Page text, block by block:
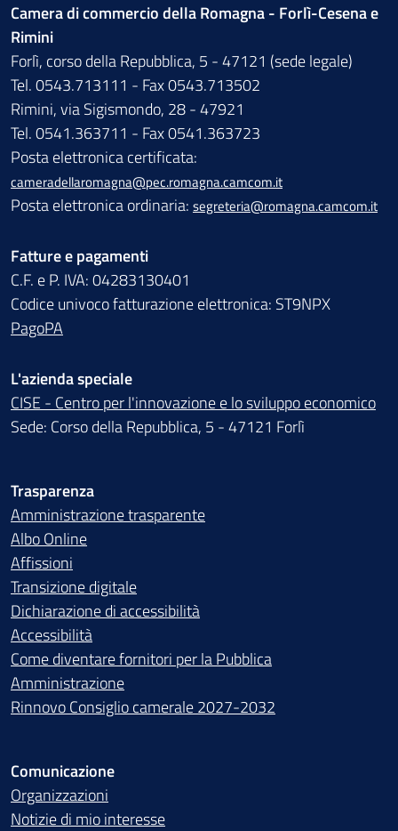
Camera di commercio della Romagna - Forlì-Cesena e
Rimini
Forlì, corso della Repubblica, 5 - 47121 (sede legale)
Tel. 0543.713111 - Fax 0543.713502
Rimini, via Sigismondo, 28 - 47921
Tel. 0541.363711 - Fax 0541.363723
Posta elettronica certificata:
cameradellaromagna@pec.romagna.camcom.it
Posta elettronica ordinaria: segreteria@romagna.camcom.it
Fatture e pagamenti
C.F. e P. IVA: 04283130401
Codice univoco fatturazione elettronica: ST9NPX
PagoPA
L'azienda speciale
CISE - Centro per l'innovazione e lo sviluppo economico
Sede: Corso della Repubblica, 5 - 47121 Forlì
Trasparenza
Amministrazione trasparente
Albo Online
Affissioni
Transizione digitale
Dichiarazione di accessibilità
Accessibilità
Come diventare fornitori per la Pubblica
Amministrazione
Rinnovo Consiglio camerale 2027-2032
Comunicazione
Organizzazioni
Notizie di mio interesse